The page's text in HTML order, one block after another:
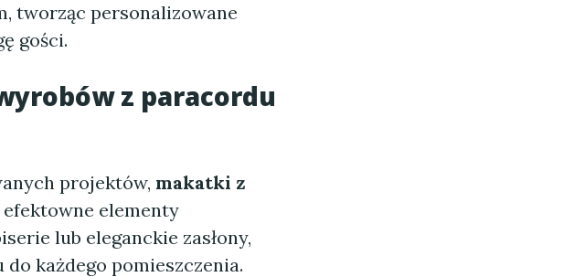
tworząc personalizowane
gości.
z paracordu
projektów, makatki z
elementy
lub eleganckie zasłony,
do każdego pomieszczenia.